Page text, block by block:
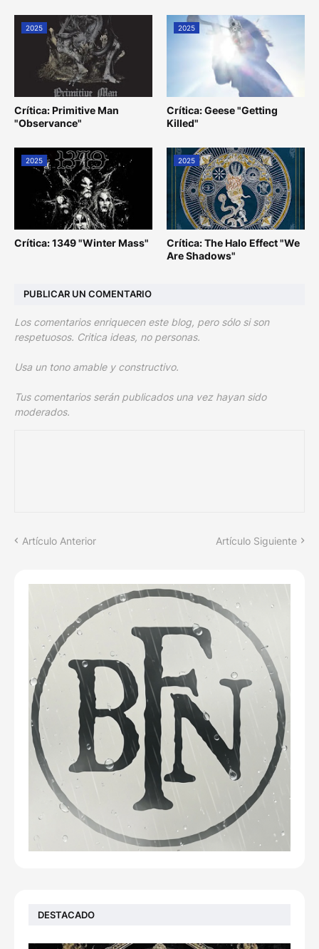
2025
Crítica: Primitive Man
"Observance"
2025
Crítica: Geese "Getting
Killed"
2025
Crítica: 1349 "Winter Mass"
2025
Crítica: The Halo Effect "We
Are Shadows"
PUBLICAR UN COMENTARIO
Los comentarios enriquecen este blog, pero sólo si son
respetuosos. Critica ideas, no personas.
Usa un tono amable y constructivo.
Tus comentarios serán publicados una vez hayan sido
moderados.
Artículo Anterior Artículo Siguiente
DESTACADO